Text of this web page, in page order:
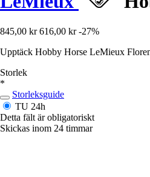
845,00 kr 616,00 kr -27%
Upptäck Hobby Horse LeMieux
Storlek
*
Storleksguide
TU 24h
Detta fält är obligatoriskt
Skickas inom 24 timmar